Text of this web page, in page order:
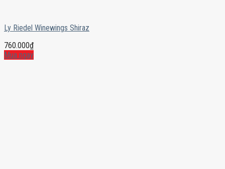
Ly Riedel Winewings Shiraz
760.000₫
Mua ngay